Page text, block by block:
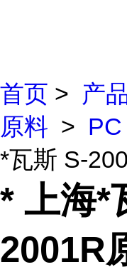
首页 > 产
原料 >
*瓦斯 S-
* 上海*
2001R